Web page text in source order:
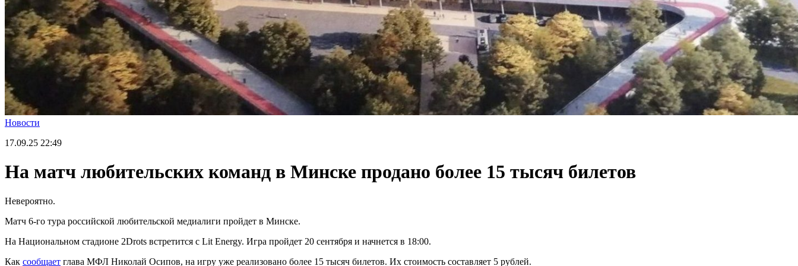
Новости
17.09.25 22:49
На матч любительских команд в Минске продано более 15 тысяч билетов
Невероятно.
Матч 6-го тура российской любительской медиалиги пройдет в Минске.
На Национальном стадионе 2Drots встретится с Lit Energy. Игра пройдет 20 сентября и начнется в 18:00.
Как сообщает глава МФЛ Николай Осипов, на игру уже реализовано более 15 тысяч билетов. Их стоимость составляет 5 рублей.